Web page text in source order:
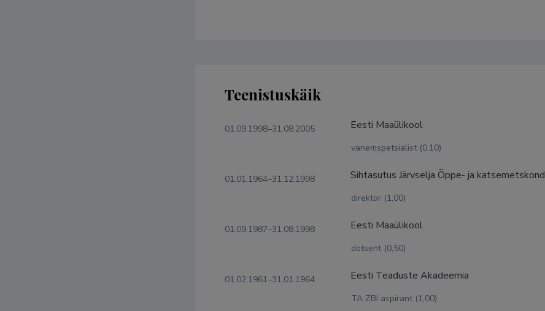
Teenistuskäik
01.09.1998–31.08.2005 Eesti Maaülikool
vanemspetsialist (0,10)
01.01.1964–31.12.1998 Sihtasutus Järvselja Õppe- ja katsemetskond
direktor (1,00)
01.09.1987–31.08.1998 Eesti Maaülikool
dotsent (0,50)
01.02.1961–31.01.1964 Eesti Teaduste Akadeemia
TA ZBI aspirant (1,00)